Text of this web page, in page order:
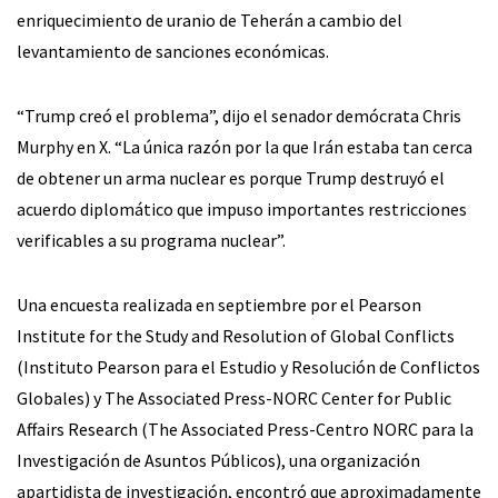
enriquecimiento de uranio de Teherán a cambio del
levantamiento de sanciones económicas.
“Trump creó el problema”, dijo el senador demócrata Chris
Murphy en X. “La única razón por la que Irán estaba tan cerca
de obtener un arma nuclear es porque Trump destruyó el
acuerdo diplomático que impuso importantes restricciones
verificables a su programa nuclear”.
Una encuesta realizada en septiembre por el Pearson
Institute for the Study and Resolution of Global Conflicts
(Instituto Pearson para el Estudio y Resolución de Conflictos
Globales) y The Associated Press-NORC Center for Public
Affairs Research (The Associated Press-Centro NORC para la
Investigación de Asuntos Públicos), una organización
apartidista de investigación, encontró que aproximadamente